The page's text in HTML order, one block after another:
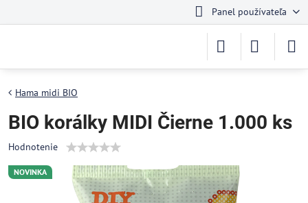
Panel používateľa
NOVINKA
Hama midi BIO
BIO korálky MIDI Čierne 1.000 ks
Hodnotenie